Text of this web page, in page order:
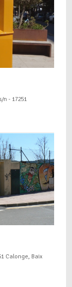
n - 17251
Calonge, Baix